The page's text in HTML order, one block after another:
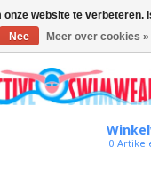
0
onze website te verbeteren.
Nee
Meer over cookies »